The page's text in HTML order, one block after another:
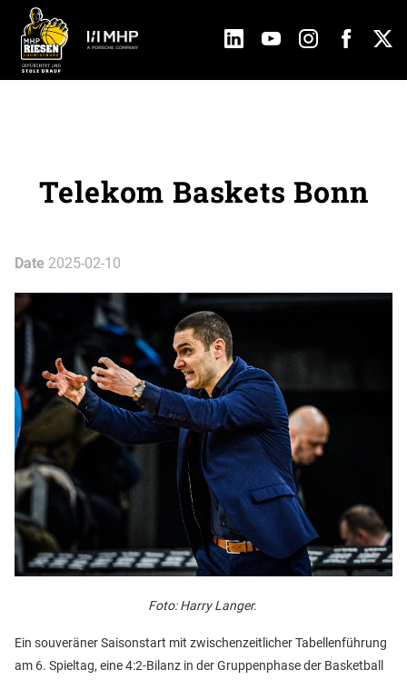
Telekom Baskets Bonn
Date 2025-02-10
Foto: Harry Langer.
Ein souveräner Saisonstart mit zwischenzeitlicher Tabellenführung
am 6. Spieltag, eine 4:2-Bilanz in der Gruppenphase der Basketball